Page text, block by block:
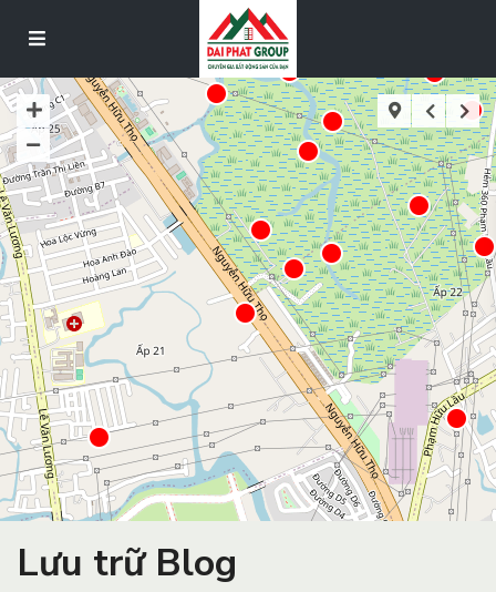
Lưu trữ Blog